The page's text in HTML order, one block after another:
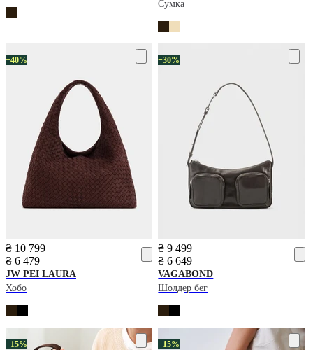
Сумка
−40%
₴ 10 799
₴ 6 479
JW PEI LAURA
Хобо
−30%
₴ 9 499
₴ 6 649
VAGABOND
Шолдер бег
−15% −15%